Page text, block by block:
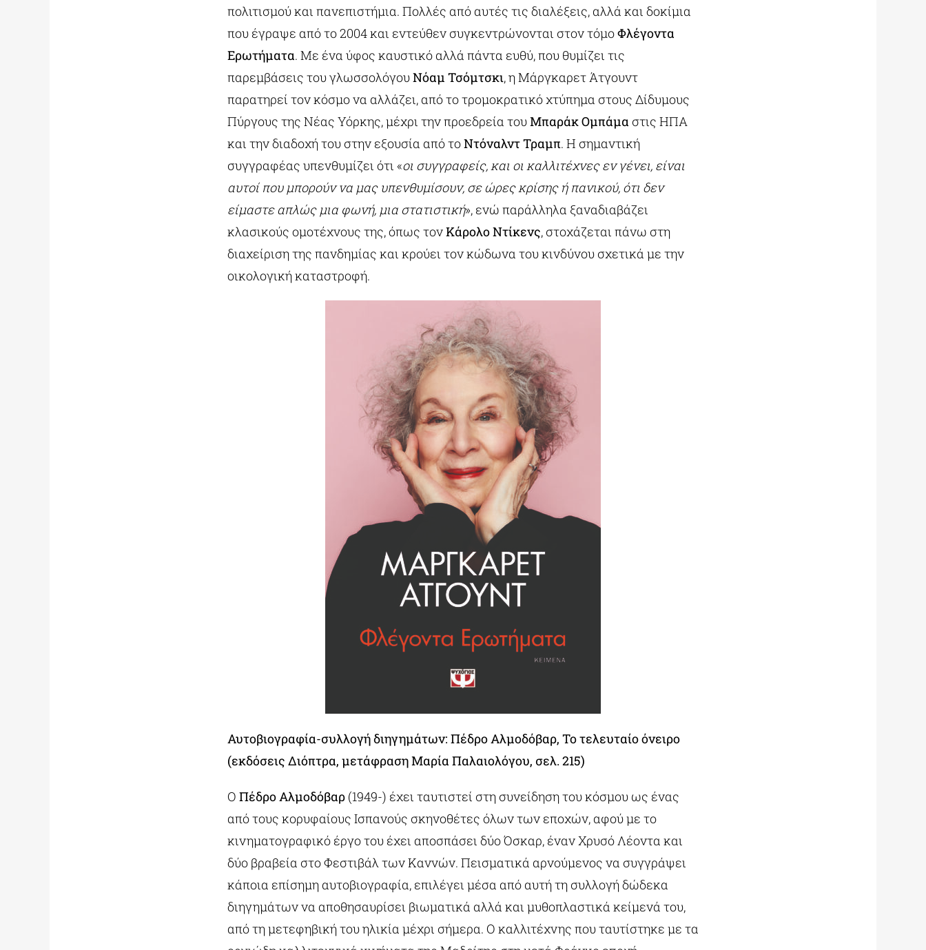
πολιτισμού και πανεπιστήμια. Πολλές από αυτές τις διαλέξεις, αλλά και δοκίμια
που έγραψε από το 2004 και εντεύθεν συγκεντρώνονται στον τόμοΦλέγοντα
Ερωτήματα. Με ένα ύφος καυστικό αλλά πάντα ευθύ, που θυμίζει τις
παρεμβάσεις του γλωσσολόγουΝόαμ Τσόμτσκι, η Μάργκαρετ Άτγουντ
παρατηρεί τον κόσμο να αλλάζει, από το τρομοκρατικό χτύπημα στους Δίδυμους
Πύργους της Νέας Υόρκης, μέχρι την προεδρεία τουΜπαράκ Ομπάμα στις ΗΠΑ
και την διαδοχή του στην εξουσία από τοΝτόναλντ Τραμπ. Η σημαντική
συγγραφέας υπενθυμίζει ότι «οι συγγραφείς, και οι καλλιτέχνες εν γένει, είναι
αυτοί που μπορούν να μας υπενθυμίσουν, σε ώρες κρίσης ή πανικού, ότι δεν
είμαστε απλώς μια φωνή, μια στατιστική», ενώ παράλληλα ξαναδιαβάζει
κλασικούς ομοτέχνους της, όπως τονΚάρολο Ντίκενς, στοχάζεται πάνω στη
διαχείριση της πανδημίας και κρούει τον κώδωνα του κινδύνου σχετικά με την
οικολογική καταστροφή.
Αυτοβιογραφία-συλλογή διηγημάτων: Πέδρο Αλμοδόβαρ, Το τελευταίο όνειρο
(εκδόσεις Διόπτρα, μετάφραση Μαρία Παλαιολόγου, σελ. 215)
Ο Πέδρο Αλμοδόβαρ(1949-) έχει ταυτιστεί στη συνείδηση του κόσμου ως ένας
από τους κορυφαίους Ισπανούς σκηνοθέτες όλων των εποχών, αφού με το
κινηματογραφικό έργο του έχει αποσπάσει δύο Όσκαρ, έναν Χρυσό Λέοντα και
δύο βραβεία στο Φεστιβάλ των Καννών. Πεισματικά αρνούμενος να συγγράψει
κάποια επίσημη αυτοβιογραφία, επιλέγει μέσα από αυτή τη συλλογή δώδεκα
διηγημάτων να αποθησαυρίσει βιωματικά αλλά και μυθοπλαστικά κείμενά του,
από τη μετεφηβική του ηλικία μέχρι σήμερα. Ο καλλιτέχνης που ταυτίστηκε με τα